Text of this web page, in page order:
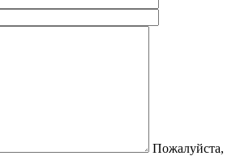
Пожалуйста,